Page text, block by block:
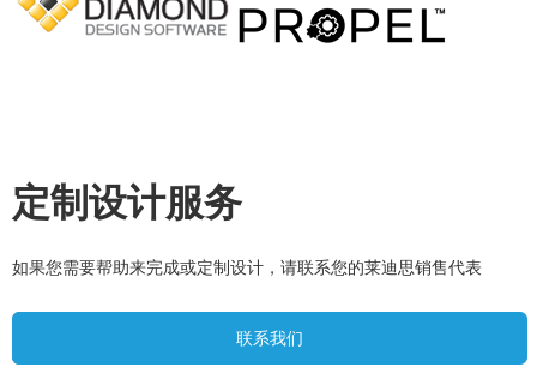
定制设计服务
如果您需要帮助来完成或定制设计，请联系您的莱迪思销售代表
联系我们